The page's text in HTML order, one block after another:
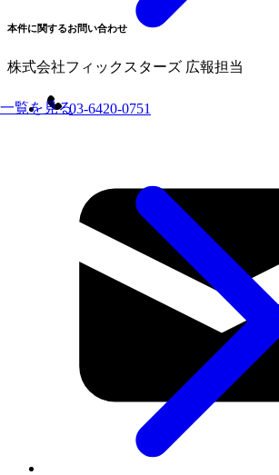
一覧を見る
本件に関するお問い合わせ
株式会社フィックスターズ 広報担当
03-6420-0751